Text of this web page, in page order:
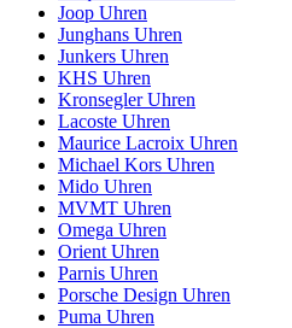
Joop Uhren
Junghans Uhren
Junkers Uhren
KHS Uhren
Kronsegler Uhren
Lacoste Uhren
Maurice Lacroix Uhren
Michael Kors Uhren
Mido Uhren
MVMT Uhren
Omega Uhren
Orient Uhren
Parnis Uhren
Porsche Design Uhren
Puma Uhren